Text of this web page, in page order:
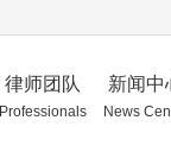
律师团队
Professionals
新闻中
News